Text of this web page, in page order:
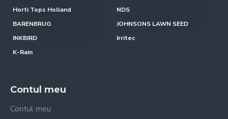
Horti Tops Holland
NDS
BARENBRUG
JOHNSONS LAWN SEED
INKBIRD
Irritec
K-Rain
Contul meu
Contul meu